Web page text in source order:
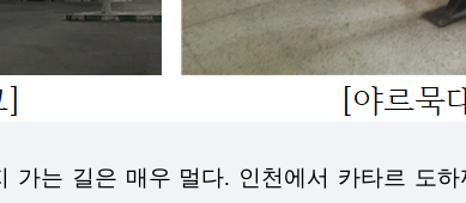
는 길은 매우 멀다. 인천에서 카타르 도